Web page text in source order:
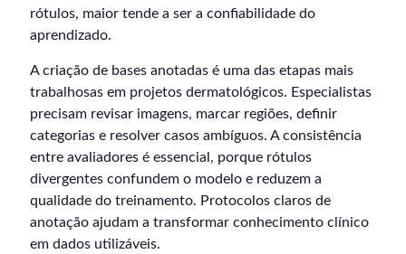
rótulos, maior tende a ser a confiabilidade do
aprendizado.
A criação de bases anotadas é uma das etapas mais
trabalhosas em projetos dermatológicos. Especialistas
precisam revisar imagens, marcar regiões, definir
categorias e resolver casos ambíguos. A consistência
entre avaliadores é essencial, porque rótulos
divergentes confundem o modelo e reduzem a
qualidade do treinamento. Protocolos claros de
anotação ajudam a transformar conhecimento clínico
em dados utilizáveis.